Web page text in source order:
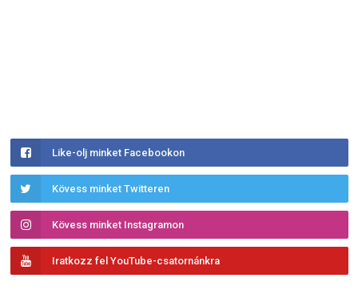
Like-olj minket Facebookon
Kövess minket Twitteren
Kövess minket Instagramon
Iratkozz fel YouTube-csatornánkra